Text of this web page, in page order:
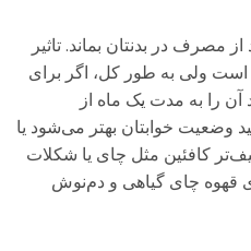
۱۲-۸ ساعت بعد از مصرف در بدنتان بماند. تاثیر
است ولی به طور کل، اگر برای
را به مدت یک ماه از
وضعیت خوابتان بهتر می‌شود یا
کافئین مثل چای یا شکلات
قهوه چای گیاهی و دم‌نوش